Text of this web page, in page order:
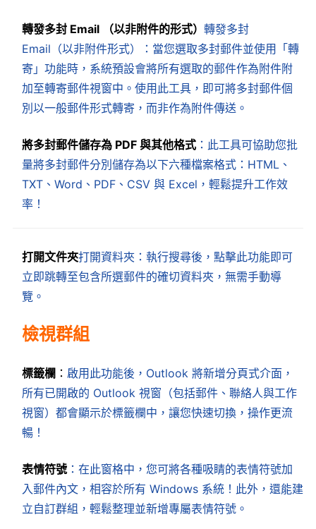
轉發多封 Email （以非附件的形式） 轉發多封
Email（以非附件形式）：當您選取多封郵件並使用「轉
寄」功能時，系統預設會將所有選取的郵件作為附件附
加至轉寄郵件視窗中。使用此工具，即可將多封郵件個
別以一般郵件形式轉寄，而非作為附件傳送。
將多封郵件儲存為 PDF 與其他格式 ：此工具可協助您批
量將多封郵件分別儲存為以下六種檔案格式：HTML、
TXT、Word、PDF、CSV 與 Excel，輕鬆提升工作效
率！
打開文件夾打開資料夾：執行搜尋後，點擊此功能即可
立即跳轉至包含所選郵件的確切資料夾，無需手動導
覽。
檢視群組
標籤欄 ： 啟用此功能後，Outlook 將新增分頁式介面，
所有已開啟的 Outlook 視窗（包括郵件、聯絡人與工作
視窗）都會顯示於標籤欄中，讓您快速切換，操作更流
暢！
表情符號：在此窗格中，您可將各種吸睛的表情符號加
入郵件內文，相容於所有 Windows 系統！此外，還能建
立自訂群組，輕鬆整理並新增專屬表情符號。